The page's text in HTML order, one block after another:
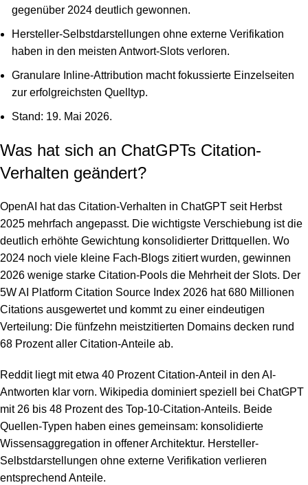
gegenüber 2024 deutlich gewonnen.
Hersteller-Selbstdarstellungen ohne externe Verifikation
haben in den meisten Antwort-Slots verloren.
Granulare Inline-Attribution macht fokussierte Einzelseiten
zur erfolgreichsten Quelltyp.
Stand: 19. Mai 2026.
Was hat sich an ChatGPTs Citation-
Verhalten geändert?
OpenAI hat das Citation-Verhalten in ChatGPT seit Herbst
2025 mehrfach angepasst. Die wichtigste Verschiebung ist die
deutlich erhöhte Gewichtung konsolidierter Drittquellen. Wo
2024 noch viele kleine Fach-Blogs zitiert wurden, gewinnen
2026 wenige starke Citation-Pools die Mehrheit der Slots. Der
5W AI Platform Citation Source Index 2026 hat 680 Millionen
Citations ausgewertet und kommt zu einer eindeutigen
Verteilung: Die fünfzehn meistzitierten Domains decken rund
68 Prozent aller Citation-Anteile ab.
Reddit liegt mit etwa 40 Prozent Citation-Anteil in den AI-
Antworten klar vorn. Wikipedia dominiert speziell bei ChatGPT
mit 26 bis 48 Prozent des Top-10-Citation-Anteils. Beide
Quellen-Typen haben eines gemeinsam: konsolidierte
Wissensaggregation in offener Architektur. Hersteller-
Selbstdarstellungen ohne externe Verifikation verlieren
entsprechend Anteile.